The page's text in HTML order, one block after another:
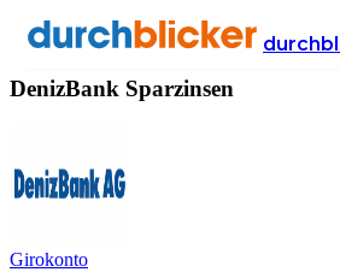
Anbieter Finanzen sparzinsen
DenizBank Sparzinsen
Girokonto